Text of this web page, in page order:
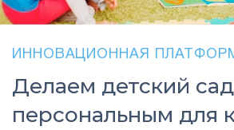
ИННОВАЦИОННАЯ
Делаем детский сад
персональным для